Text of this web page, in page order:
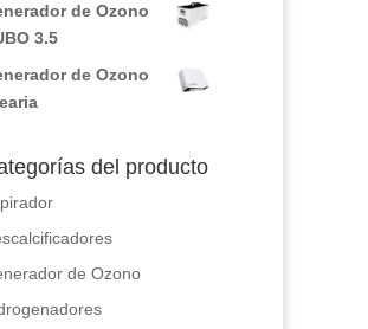
de Ozono
3.5
de Ozono
del producto
de Ozono